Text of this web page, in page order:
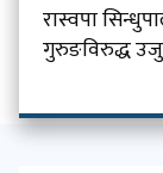
रास्वपा
गुरुङविरुद्ध